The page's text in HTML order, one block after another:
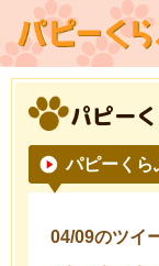
パピー
パピーくら
04/09のツイ